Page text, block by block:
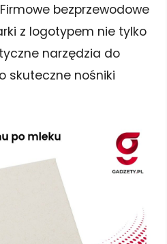
bezprzewodowe
z logotypem nie tylko
narzędzia do
skuteczne nośniki